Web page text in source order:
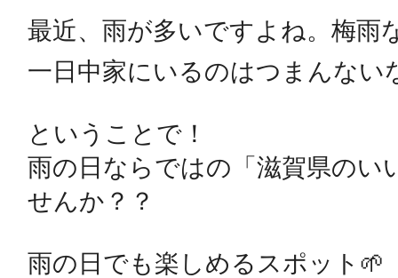
最近、雨が多いですよね。梅雨
一日中家にいるのはつまんない
ということで！
雨の日ならではの「滋賀県のい
せんか？？
雨の日でも楽しめるスポット🌱